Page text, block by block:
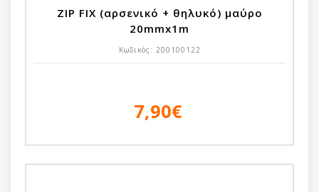
ZIP FIX (αρσενικό + θηλυκό) μαύρο
20mmx1m
Κωδικός: 200100122
7,90€